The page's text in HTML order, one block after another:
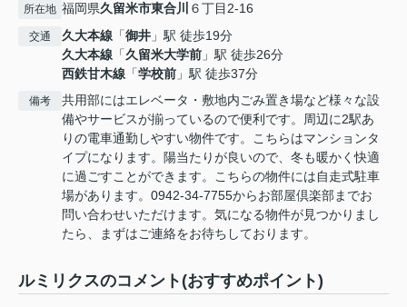
所在地 福岡県久留米市東合川 ６丁目2-16
交通 久大本線 「御井 」駅 徒歩19分
久大本線 「久留米大学前 」駅 徒歩26分
西鉄甘木線 「学校前 」駅 徒歩37分
備考
共用部にはエレベータ・敷地内ごみ置き場など様々な設
備やサービスが揃っているので便利です。周辺に2駅あ
りの電車通勤しやすい物件です。こちらはマンションタ
イプになります。陽当たりが良いので、冬も暖かく快適
に過ごすことができます。こちらの物件には自走式駐車
場があります。0942-34-7755からお部屋倶楽部までお
問い合わせいただけます。気になる物件が見つかりまし
たら、まずはご連絡をお待ちしております。
ルミリクスのコメント(おすすめポイント)